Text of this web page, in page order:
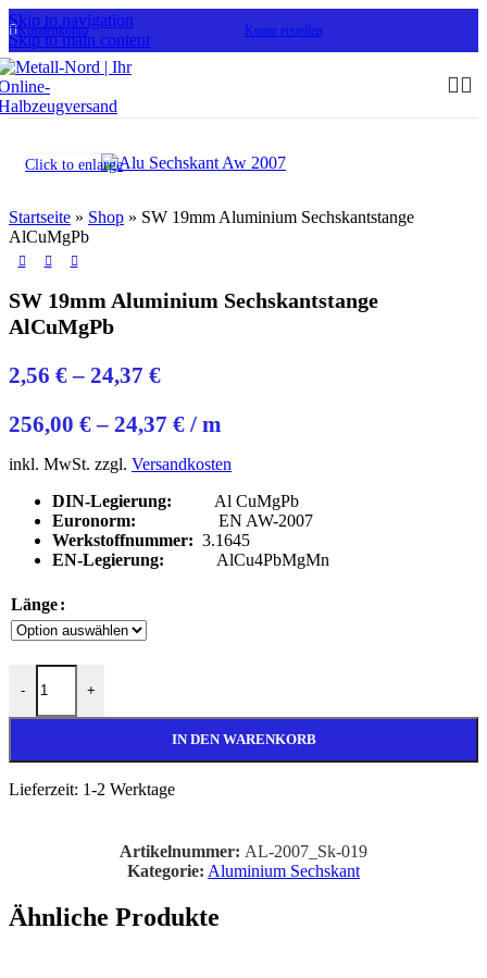
Skip to navigation
Skip to main content
Kundenkonto Konto erstellen
Click to enlarge
Startseite » Shop » SW 19mm Aluminium Sechskantstange
AlCuMgPb
SW 19mm Aluminium Sechskantstange
AlCuMgPb
2,56 €– 24,37 €
256,00 €– 24,37 € / m
inkl. MwSt. zzgl. Versandkosten
DIN-Legierung:
Al CuMgPb
Euronorm: EN AW-2007
Werkstoffnummer: 3.1645
EN-Legierung: AlCu4PbMgMn
Länge
-
SW 19mm Aluminium Sechskantstange AlCuMgPb Menge
+
IN DEN WARENKORB
Lieferzeit: 1-2 Werktage
Artikelnummer: AL-2007_Sk-019
Kategorie: Aluminium Sechskant
Ähnliche Produkte